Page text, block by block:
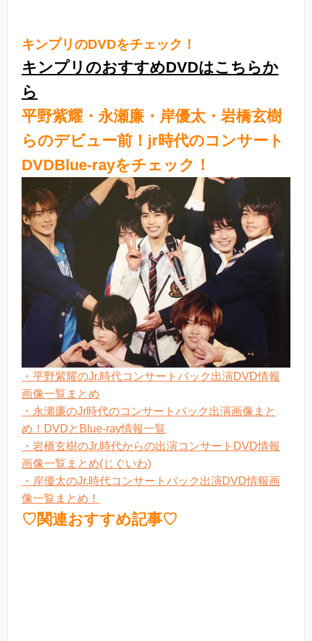
キンプリのDVDをチェック！
キンプリのおすすめDVDはこちらか
ら
平野紫耀・永瀬廉・岸優太・岩橋玄樹
らのデビュー前！jr時代のコンサート
DVDBlue-rayをチェック！
・平野紫耀のJr.時代コンサートバック出演DVD情報
画像一覧まとめ
・永瀬廉のJr時代のコンサートバック出演画像まと
め！DVDとBlue-ray情報一覧
・岩橋玄樹のJr.時代からの出演コンサートDVD情報
画像一覧まとめ(じぐいわ)
・岸優太のJr.時代コンサートバック出演DVD情報画
像一覧まとめ！
♡関連おすすめ記事♡